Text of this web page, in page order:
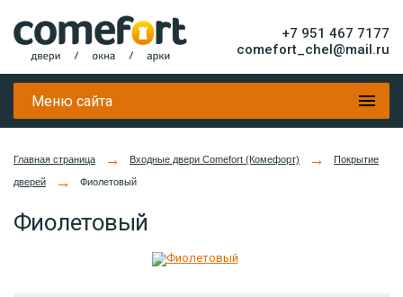
+7 951 467 7177
comefort_chel@mail.ru
Меню сайта
Главная страница → Входные двери Comefort (Комефорт) → Покрытие
дверей → Фиолетовый
Фиолетовый